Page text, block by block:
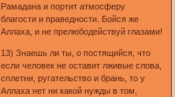
Рамадана и портит атмосферу
благости и праведности. Бойся же
Аллаха, и не прелюбодействуй глазами!
13) Знаешь ли ты, о постящийся, что
если человек не оставит лживые слова,
сплетни, ругательство и брань, то у
Аллаха нет ни какой нужды в том,